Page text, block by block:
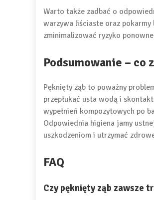
Warto także zadbać o
warzywa liściaste oraz
zminimalizować ryzyko
Podsumowanie – co
Pęknięty ząb to poważny
przepłukać usta wodą i
wypełnień kompozytowych po
Odpowiednia higiena jamy
uszkodzeniom i utrzymać
FAQ
Czy pęknięty ząb zawsze